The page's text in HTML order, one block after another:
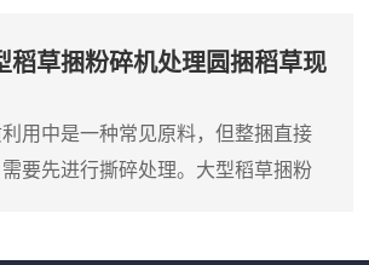
。这台锯末粉碎机通常采用高速旋
行打击和剪切，粉碎腔内设有筛
喂入，粗木屑进入粉碎腔后，在高
速破碎，细粉...
稻草捆粉碎机处理圆捆稻草现
用中是一种常见原料，但整捆直接
要先进行撕碎处理。大型稻草捆粉